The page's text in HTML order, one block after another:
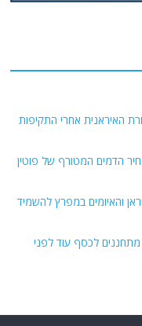
האיראנית אחרי התקיפות
מחיר הדמים המטורף של פוטין
והאיומים במפרץ להשמיד
לכסף עוד לפני